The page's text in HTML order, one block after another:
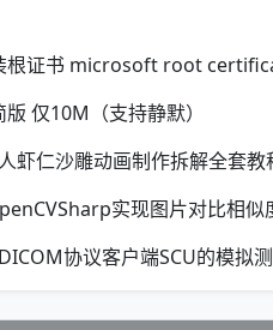
根证书 microsoft root
仅10M（支持静默）
虾仁沙雕动画制作拆解全套教
实现图片对比相似
协议客户端SCU的模拟